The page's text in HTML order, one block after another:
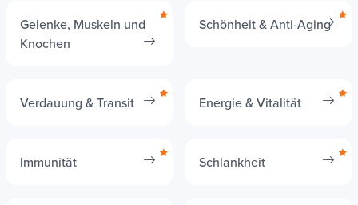
Gelenke, Muskeln und
Knochen
Schönheit & Anti-Aging
Verdauung & Transit Energie & Vitalität
Immunität Schlankheit